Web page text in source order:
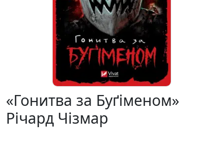
«Гонитва за Буґіменом»
Річард Чізмар